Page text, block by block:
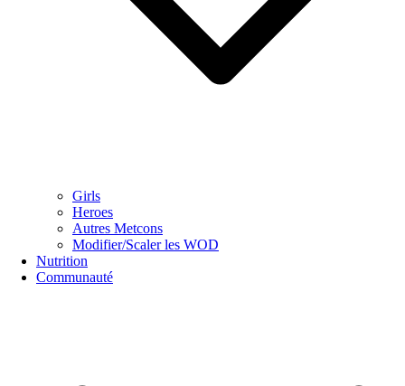
Girls
Heroes
Autres Metcons
Modifier/Scaler les WOD
Nutrition
Communauté